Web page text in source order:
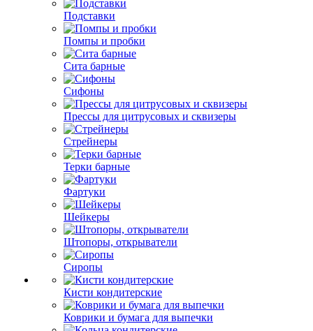
Подставки
Помпы и пробки
Сита барные
Сифоны
Прессы для цитрусовых и сквизеры
Стрейнеры
Терки барные
Фартуки
Шейкеры
Штопоры, открыватели
Сиропы
Кисти кондитерские
Коврики и бумага для выпечки